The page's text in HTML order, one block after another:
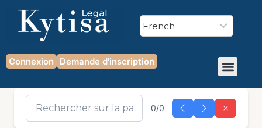
Connexion Demande d'inscription
0/0